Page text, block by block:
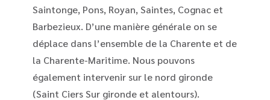
Saintonge, Pons, Royan, Saintes, Cognac et
Barbezieux. D’une manière générale on se
déplace dans l’ensemble de la Charente et de
la Charente-Maritime. Nous pouvons
également intervenir sur le nord gironde
(Saint Ciers Sur gironde et alentours).